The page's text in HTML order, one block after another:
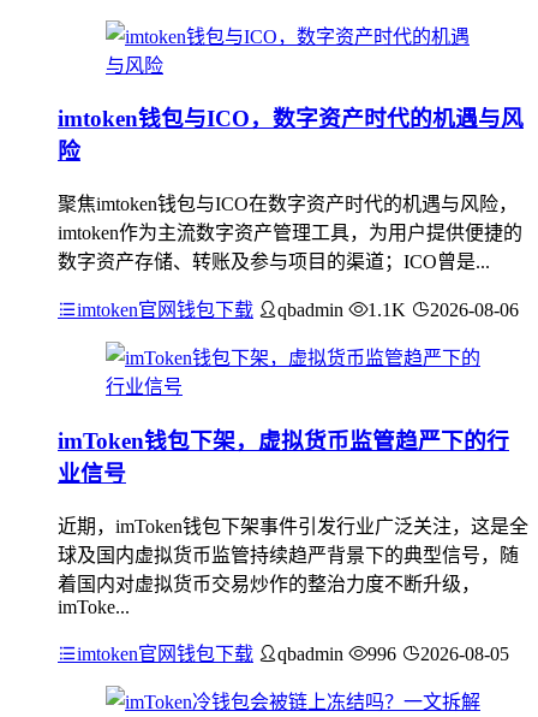
imtoken钱包与ICO，数字资产时代的机遇与风
险
聚焦imtoken钱包与ICO在数字资产时代的机遇与风险，
imtoken作为主流数字资产管理工具，为用户提供便捷的
数字资产存储、转账及参与项目的渠道；ICO曾是...
imtoken官网钱包下载 qbadmin 1.1K 2026-08-06
imToken钱包下架，虚拟货币监管趋严下的行
业信号
近期，imToken钱包下架事件引发行业广泛关注，这是全
球及国内虚拟货币监管持续趋严背景下的典型信号，随
着国内对虚拟货币交易炒作的整治力度不断升级，
imToke...
imtoken官网钱包下载 qbadmin 996 2026-08-05